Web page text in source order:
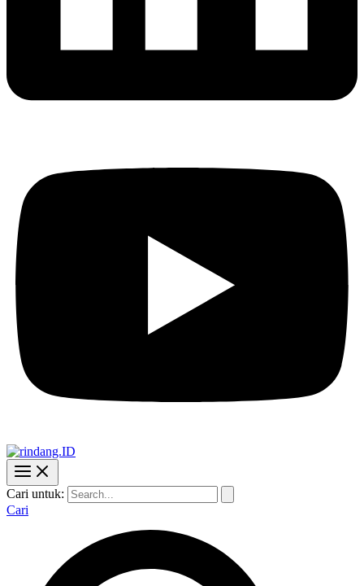
Cari untuk:
Cari